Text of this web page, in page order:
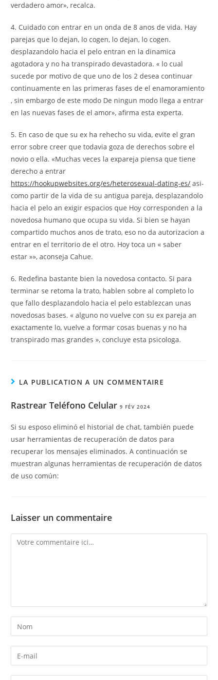
verdadero amor», recalca.
4. Cuidado con entrar en un onda de 8 anos de vida. Hay
parejas que lo dejan, lo cogen, lo dejan, lo cogen.
desplazandolo hacia el pelo entran en la dinamica
agotadora y no ha transpirado devastadora. « lo cual
sucede por motivo de que uno de los 2 desea continuar
continuamente en las primeras fases de el enamoramiento
, sin embargo de este modo De ningun modo llega a entrar
en las nuevas fases de el amor», afirma esta experta.
5. En caso de que su ex ha rehecho su vida, evite el gran
error sobre creer que todavia goza de derechos sobre el
novio o ella. «Muchas veces la expareja piensa que tiene
derecho a entrar
https://hookupwebsites.org/es/heterosexual-dating-es/ asi­
como partir de la vida de su antigua pareja, desplazandolo
hacia el pelo an exigir espacios que Hoy corresponden a la
novedosa humano que ocupa su vida. Si bien se hayan
compartido muchos anos de trato, eso no da autorizacion a
entrar en el territorio de el otro. Hoy toca un « saber
estar »», aconseja Cahue.
6. Redefina bastante bien la novedosa contacto. Si para
terminar se retoma la trato, hablen sobre al completo lo
que fallo desplazandolo hacia el pelo establezcan unas
novedosas bases. « alguno no vuelve con su ex pareja an
exactamente lo, vuelve a formar cosas buenas y no ha
transpirado mas grandes », concluye esta psicologa.
LA PUBLICATION A UN COMMENTAIRE
Rastrear Teléfono Celular 9 FÉV 2024
Si su esposo eliminó el historial de chat, también puede
usar herramientas de recuperación de datos para
recuperar los mensajes eliminados. A continuación se
muestran algunas herramientas de recuperación de datos
de uso común:
Laisser un commentaire
Comment
Enter
your
name
Enter
your
email